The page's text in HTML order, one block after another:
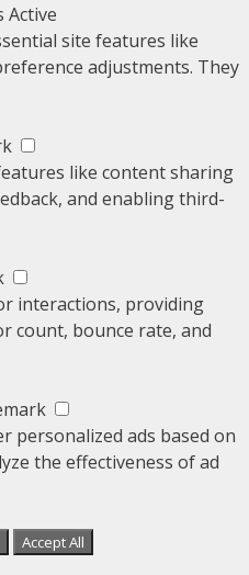
Active
site features like
adjustments. They
like content sharing
and enabling third-
interactions, providing
count, bounce rate, and
personalized ads based on
the effectiveness of ad
Accept All